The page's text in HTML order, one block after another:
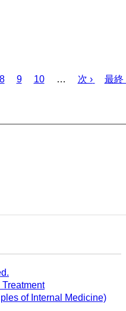
Page
8 Page
9 Page
10 …
次
次 ›
最
最終
of Internal Medicine)